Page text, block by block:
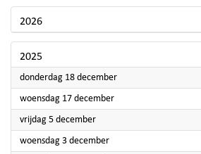
2026
2025
donderdag 18 december2025
woensdag 17 december2025
vrijdag 5 december2025
woensdag 3 december2025